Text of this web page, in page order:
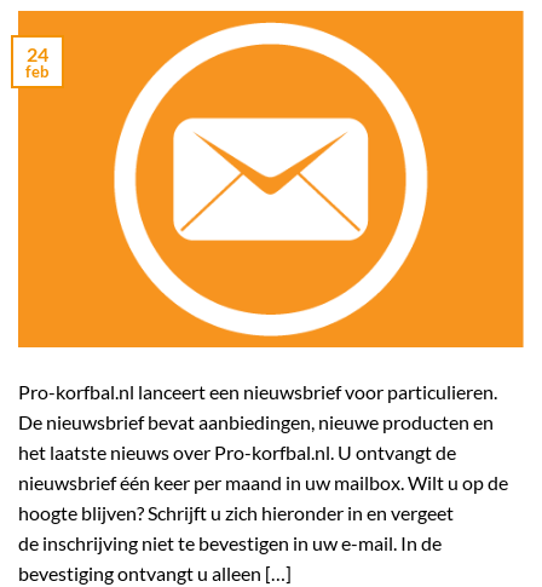
24
feb
Pro-korfbal.nl lanceert een nieuwsbrief voor particulieren.
De nieuwsbrief bevat aanbiedingen, nieuwe producten en
het laatste nieuws over Pro-korfbal.nl. U ontvangt de
nieuwsbrief één keer per maand in uw mailbox. Wilt u op de
hoogte blijven? Schrijft u zich hieronder in en vergeet
de inschrijving niet te bevestigen in uw e-mail. In de
bevestiging ontvangt u alleen […]